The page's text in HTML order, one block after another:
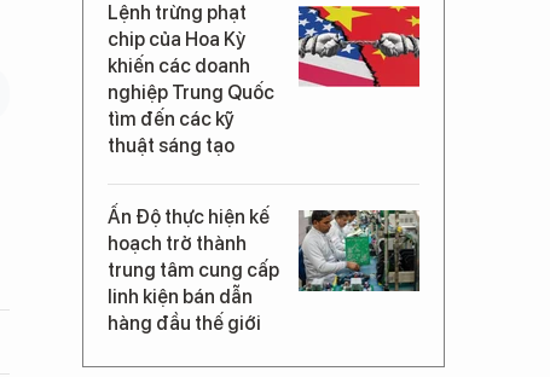
Lệnh trừng phạt
chip của Hoa Kỳ
khiến các doanh
nghiệp Trung Quốc
tìm đến các kỹ
thuật sáng tạo
Ấn Độ thực hiện kế
hoạch trở thành
trung tâm cung cấp
linh kiện bán dẫn
hàng đầu thế giới